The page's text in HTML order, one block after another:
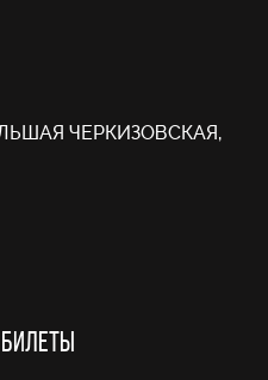
ЧЕРКИЗОВСКАЯ,
БИЛЕТЫ